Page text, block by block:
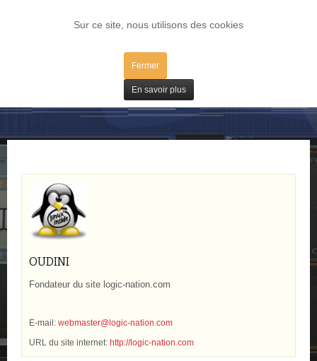
Sur ce site, nous utilisons des cookies
Fermer
En savoir plus
LOG IN
OUDINI
Fondateur du site logic-nation.com
E-mail: webmaster@logic-nation.com
URL du site internet: http://logic-nation.com